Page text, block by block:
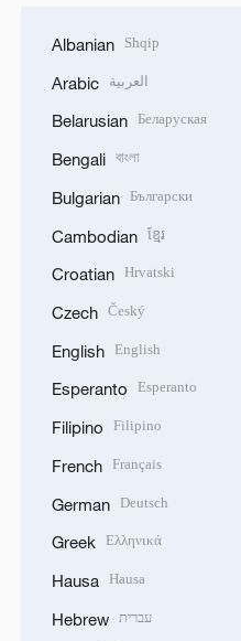
Albanian Shqip
Arabic العربية
Belarusian Беларуская
Bengali বাংলা
Bulgarian Български
Cambodian ខ្មែរ
Croatian Hrvatski
Czech Český
English English
Esperanto Esperanto
Filipino Filipino
French Français
German Deutsch
Greek Ελληνικά
Hausa Hausa
Hebrew עברית